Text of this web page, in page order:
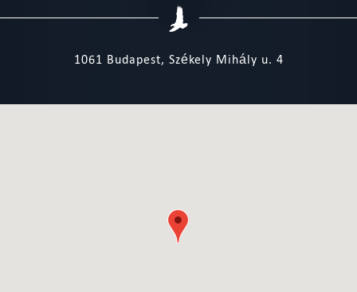
1061 Budapest, Székely Mihály u. 4